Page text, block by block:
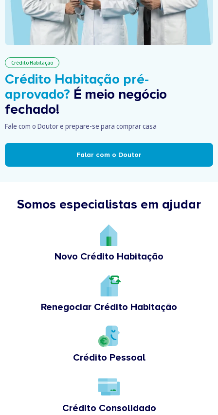
Crédito Habitação
Crédito Habitação pré-
aprovado? É meio negócio
fechado!
Fale com o Doutor e prepare-se para comprar casa
Falar com o Doutor
Somos especialistas em ajudar
Novo Crédito Habitação
Renegociar Crédito Habitação
Crédito Pessoal
Crédito Consolidado